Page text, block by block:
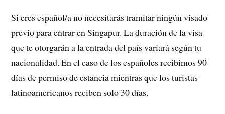
Si eres español/a no necesitarás tramitar ningún visado
previo para entrar en Singapur. La duración de la visa
que te otorgarán a la entrada del país variará según tu
nacionalidad. En el caso de los españoles recibimos 90
días de permiso de estancia mientras que los turistas
latinoamericanos reciben solo 30 días.